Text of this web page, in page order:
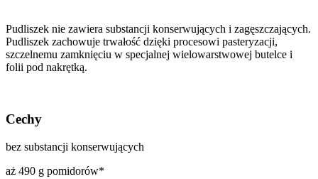
Pudliszek nie zawiera substancji konserwujących i zagęszczających.
Pudliszek zachowuje trwałość dzięki procesowi pasteryzacji,
szczelnemu zamknięciu w specjalnej wielowarstwowej butelce i
folii pod nakrętką.
Cechy
bez substancji konserwujących
aż 490 g pomidorów*